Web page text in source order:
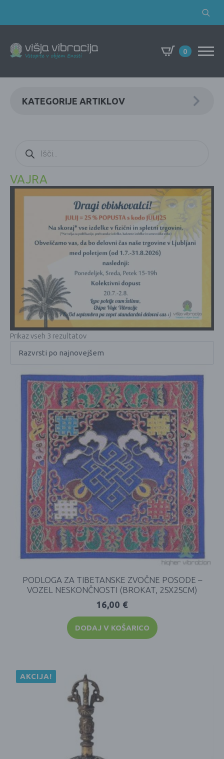
Search
0
KATEGORIJE ARTIKLOV
search
VAJRA
Prikaz vseh 3 rezultatov
PODLOGA ZA TIBETANSKE ZVOČNE POSODE –
VOZEL NESKONČNOSTI (BROKAT, 25X25CM)
16,00 €
DODAJ V KOŠARICO
AKCIJA!